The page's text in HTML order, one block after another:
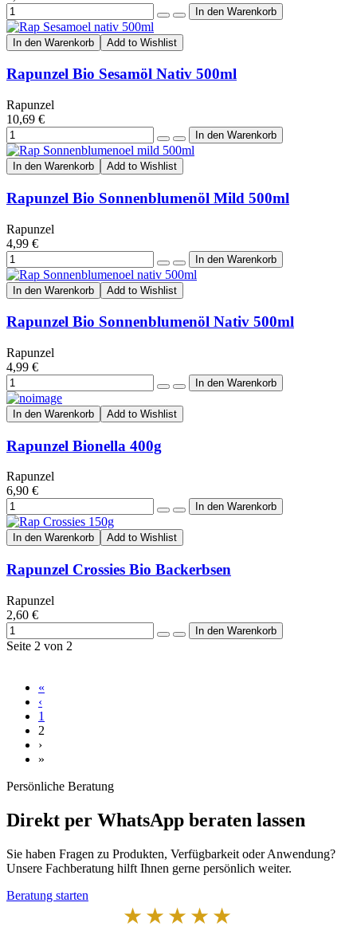
In den Warenkorb Add to Wishlist
Rapunzel Bio Sesamöl Nativ 500ml
Rapunzel
10,69 €
In den Warenkorb Add to Wishlist
Rapunzel Bio Sonnenblumenöl Mild 500ml
Rapunzel
4,99 €
In den Warenkorb Add to Wishlist
Rapunzel Bio Sonnenblumenöl Nativ 500ml
Rapunzel
4,99 €
In den Warenkorb Add to Wishlist
Rapunzel Bionella 400g
Rapunzel
6,90 €
In den Warenkorb Add to Wishlist
Rapunzel Crossies Bio Backerbsen
Rapunzel
2,60 €
Seite 2 von 2
«
‹
1
2
›
»
Persönliche Beratung
Direkt per WhatsApp beraten lassen
Sie haben Fragen zu Produkten, Verfügbarkeit oder Anwendung?
Unsere Fachberatung hilft Ihnen gerne persönlich weiter.
Beratung starten
★★★★★